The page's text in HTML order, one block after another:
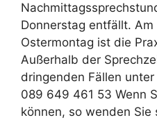
Donnerstag entfällt.
Ostermontag ist die
Außerhalb der
dringenden Fällen
089 649 461 53 Wenn
können, so wenden